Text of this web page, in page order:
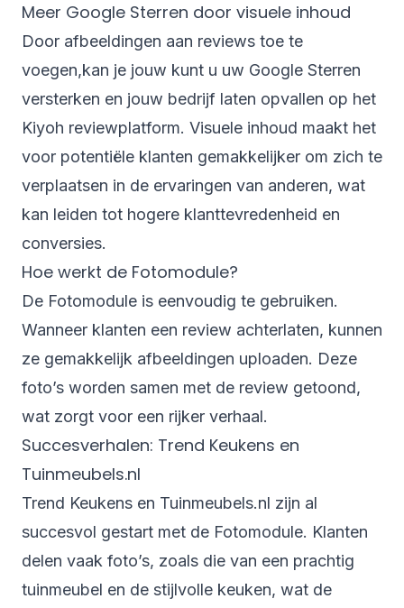
Meer Google Sterren door visuele inhoud
Door afbeeldingen aan reviews toe te
voegen,kan je jouw kunt u uw Google Sterren
versterken en jouw bedrijf laten opvallen op het
Kiyoh reviewplatform. Visuele inhoud maakt het
voor potentiële klanten gemakkelijker om zich te
verplaatsen in de ervaringen van anderen, wat
kan leiden tot hogere klanttevredenheid en
conversies.
Hoe werkt de Fotomodule?
De Fotomodule is eenvoudig te gebruiken.
Wanneer klanten een review achterlaten, kunnen
ze gemakkelijk afbeeldingen uploaden. Deze
foto’s worden samen met de review getoond,
wat zorgt voor een rijker verhaal.
Succesverhalen: Trend Keukens en
Tuinmeubels.nl
Trend Keukens en Tuinmeubels.nl zijn al
succesvol gestart met de Fotomodule. Klanten
delen vaak foto’s, zoals die van een prachtig
tuinmeubel en de stijlvolle keuken, wat de